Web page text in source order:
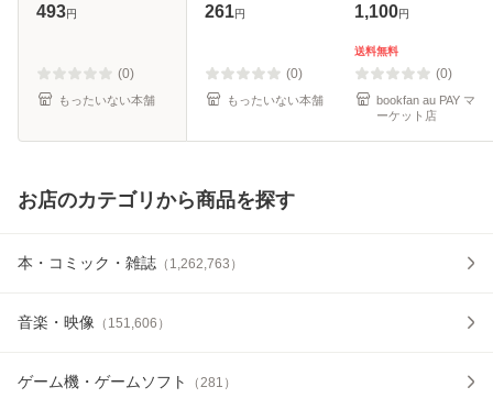
CL−DX） / 相葉 キ
ック]【メール便送
料無料】
493円
(0)
もったいない本舗
[文庫]【メール便送
261円
(0)
もったいない本舗
1,100円
送料無料
(0)
bookfan au PAY マ
ーケット店
お店のカテゴリから商品を探す
本・コミック・雑誌 （ 1,262,763 ）
音楽・映像 （ 151,606 ）
ゲーム機・ゲームソフト （281 ）